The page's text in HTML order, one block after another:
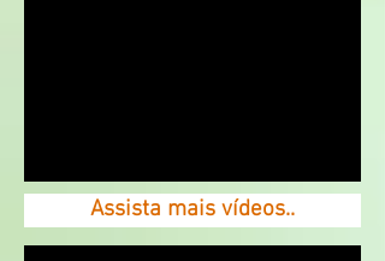
Assista mais vídeos..